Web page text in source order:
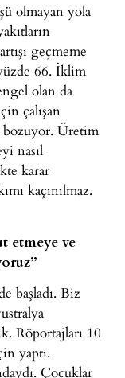
olmayan yola
geçmeme
66. İklim
olan da
çalışan
Üretim
nasıl
karar
kaçınılmaz.
etmeye ve
başladı. Biz
Röportajları 10
yaptı.
Çocuklar